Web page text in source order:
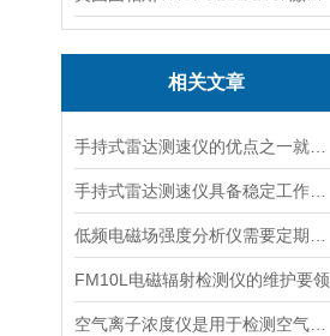
相关文章
FM10L电磁辐射检测仪的维护要领